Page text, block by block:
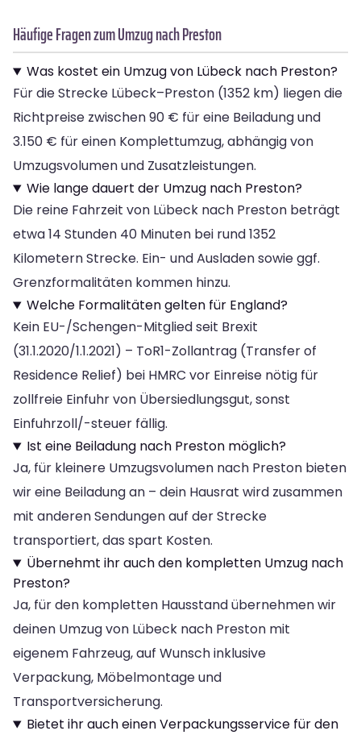
Häufige Fragen zum Umzug nach Preston
Was kostet ein Umzug von Lübeck nach Preston?
Für die Strecke Lübeck–Preston (1352 km) liegen die
Richtpreise zwischen 90 € für eine Beiladung und
3.150 € für einen Komplettumzug, abhängig von
Umzugsvolumen und Zusatzleistungen.
Wie lange dauert der Umzug nach Preston?
Die reine Fahrzeit von Lübeck nach Preston beträgt
etwa 14 Stunden 40 Minuten bei rund 1352
Kilometern Strecke. Ein- und Ausladen sowie ggf.
Grenzformalitäten kommen hinzu.
Welche Formalitäten gelten für England?
Kein EU-/Schengen-Mitglied seit Brexit
(31.1.2020/1.1.2021) – ToR1-Zollantrag (Transfer of
Residence Relief) bei HMRC vor Einreise nötig für
zollfreie Einfuhr von Übersiedlungsgut, sonst
Einfuhrzoll/-steuer fällig.
Ist eine Beiladung nach Preston möglich?
Ja, für kleinere Umzugsvolumen nach Preston bieten
wir eine Beiladung an – dein Hausrat wird zusammen
mit anderen Sendungen auf der Strecke
transportiert, das spart Kosten.
Übernehmt ihr auch den kompletten Umzug nach
Preston?
Ja, für den kompletten Hausstand übernehmen wir
deinen Umzug von Lübeck nach Preston mit
eigenem Fahrzeug, auf Wunsch inklusive
Verpackung, Möbelmontage und
Transportversicherung.
Bietet ihr auch einen Verpackungsservice für den